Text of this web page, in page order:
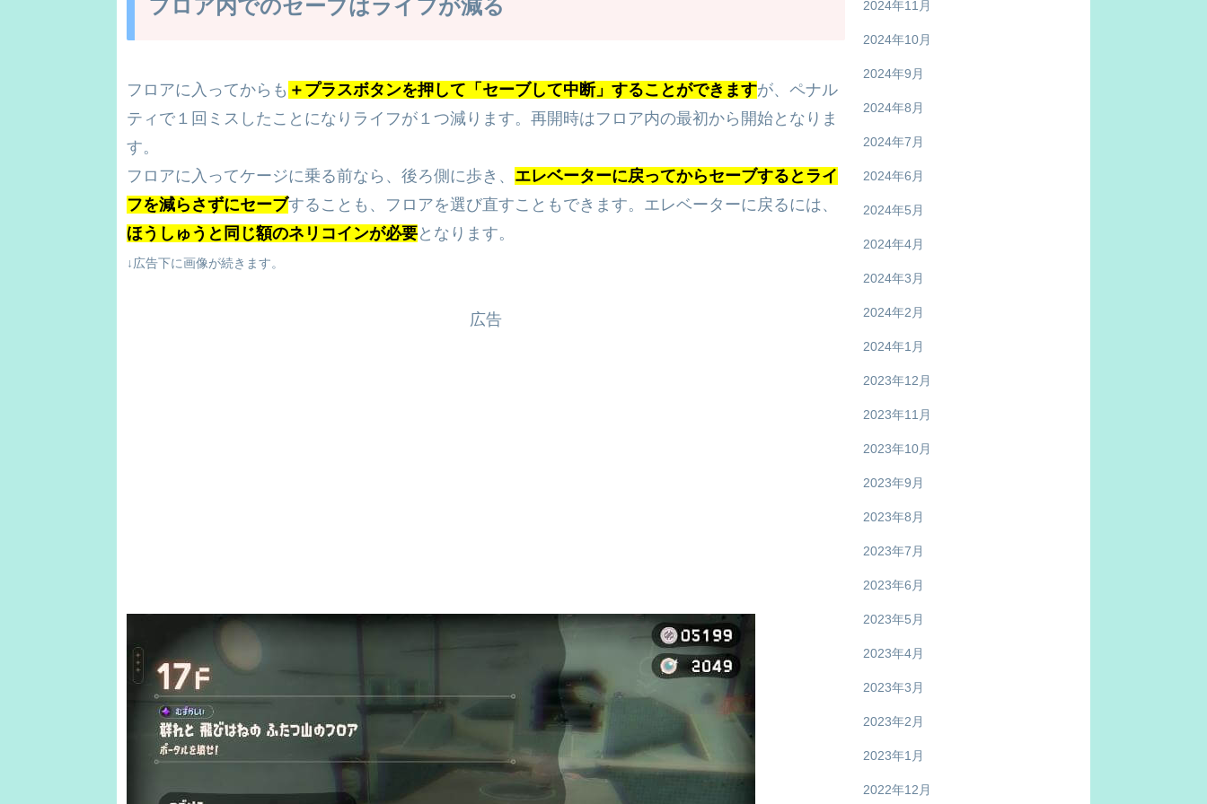
フロア内でのセーブはライフが減る
フロアに入ってからも ＋プラスボタンを押して「セーブして中断」することができますが、ペナル
ティで１回ミスしたことになりライフが１つ減ります。再開時はフロア内の最初から開始となりま
す。
フロアに入ってケージに乗る前なら、後ろ側に歩き、 エレベーターに戻ってからセーブするとライ
フを減らさずにセーブすることも、フロアを選び直すこともできます。エレベーターに戻るには、
ほうしゅうと同じ額のネリコインが必要となります。
↓広告下に画像が続きます。
広告
2024年11月
2024年10月
2024年9月
2024年8月
2024年7月
2024年6月
2024年5月
2024年4月
2024年3月
2024年2月
2024年1月
2023年12月
2023年11月
2023年10月
2023年9月
2023年8月
2023年7月
2023年6月
2023年5月
2023年4月
2023年3月
2023年2月
2023年1月
2022年12月